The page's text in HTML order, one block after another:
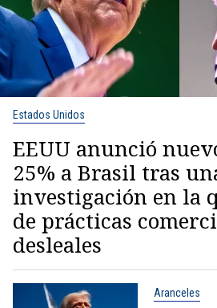
Estados Unidos
EEUU anunció
25% a Brasil tras
investigación en la
de prácticas
desleales
Aranceles